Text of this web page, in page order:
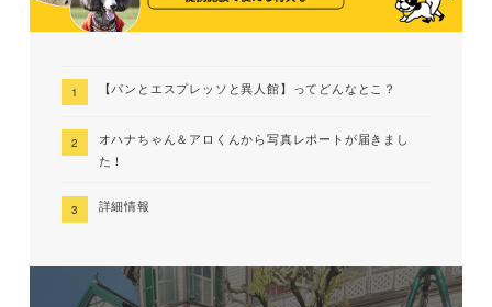
【パンとエスプレッソと異人館】ってどんなとこ？
オハナちゃん＆アロくんから写真レポートが届きまし
た！
詳細情報